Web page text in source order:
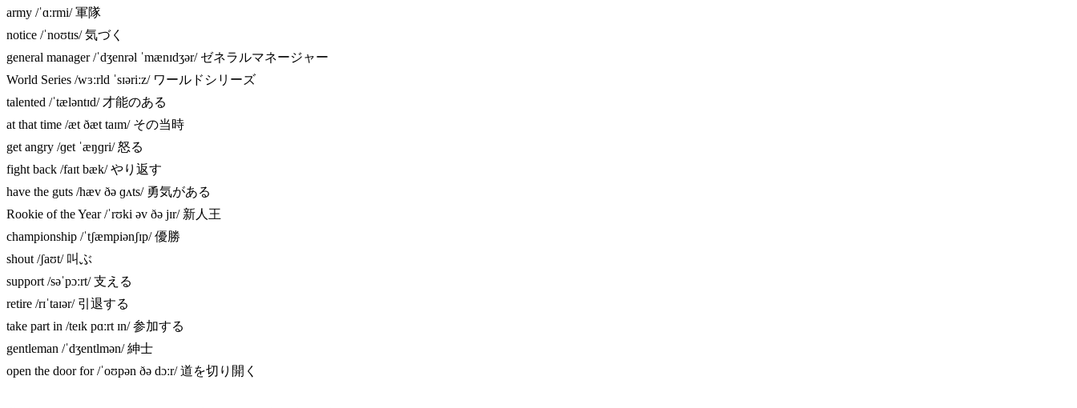
army /ˈɑːrmi/ 軍隊
notice /ˈnoʊtɪs/ 気づく
general manager /ˈdʒenrəl ˈmænɪdʒər/ ゼネラルマネージャー
World Series /wɜːrld ˈsɪəriːz/ ワールドシリーズ
talented /ˈtæləntɪd/ 才能のある
at that time /æt ðæt taɪm/ その当時
get angry /ɡet ˈæŋɡri/ 怒る
fight back /faɪt bæk/ やり返す
have the guts /hæv ðə ɡʌts/ 勇気がある
Rookie of the Year /ˈrʊki əv ðə jɪr/ 新人王
championship /ˈtʃæmpiənʃɪp/ 優勝
shout /ʃaʊt/ 叫ぶ
support /səˈpɔːrt/ 支える
retire /rɪˈtaɪər/ 引退する
take part in /teɪk pɑːrt ɪn/ 参加する
gentleman /ˈdʒentlmən/ 紳士
open the door for /ˈoʊpən ðə dɔːr/ 道を切り開く